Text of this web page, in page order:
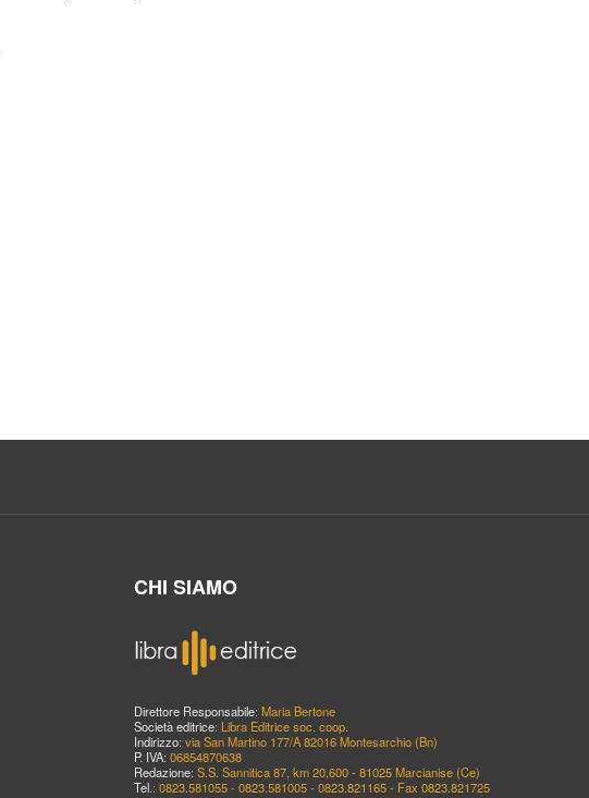
CHI SIAMO
Direttore Responsabile: Maria Bertone
Società editrice: Libra Editrice soc. coop.
Indirizzo: via San Martino 177/A 82016 Montesarchio (Bn)
P. IVA: 06854870638
Redazione: S.S. Sannitica 87, km 20,600 - 81025 Marcianise (Ce)
Tel.: 0823.581055 - 0823.581005 - 0823.821165 - Fax 0823.821725